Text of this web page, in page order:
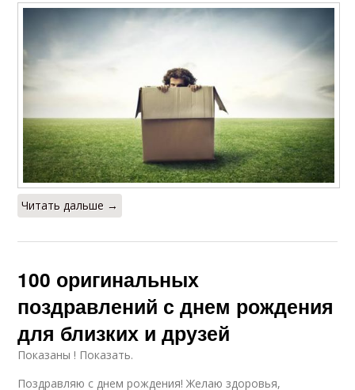
Читать дальше →
100 оригинальных
поздравлений с днем рождения
для близких и друзей
Показаны ! Показать.
Поздравляю с днем рождения! Желаю здоровья,